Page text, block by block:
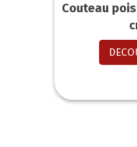
Couteau